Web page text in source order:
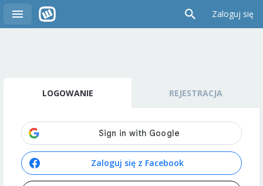
Zaloguj się
LOGOWANIE REJESTRACJA
Zaloguj się z Facebook